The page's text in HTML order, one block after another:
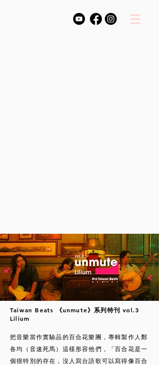
Taiwan Beats 《unmute》系列特刊 vol.3
Lilium
把音樂當作實驗品的百合花樂團，專輯製作人鄭
各均（音速死馬）這樣形容他們，「百合花是一
個很特別的存在，沒人寫台語歌可以寫得像百合